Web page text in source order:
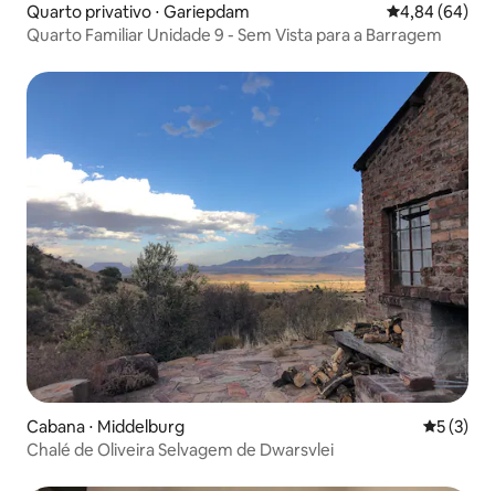
Quarto privativo ⋅ Gariepdam 4,84 de uma
4,84 (64)
Quarto Familiar Unidade 9 - Sem Vista para a Barragem
Cabana ⋅ Middelburg 5 de
5 (3)
Chalé de Oliveira Selvagem de Dwarsvlei